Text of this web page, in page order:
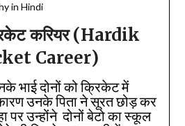
in Hindi
करियर (Hardik
Career)
भाई दोनों को क्रिकेट में
उनके पिता ने सूरत छोड़ कर
पर उन्होंने दोनों बेटो का स्कूल